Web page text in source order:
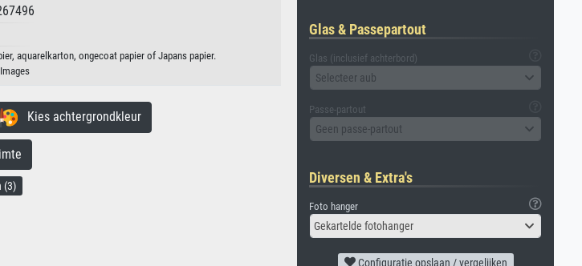
aquarelkarton, ongecoat papier of Japans papier.
Kies achtergrondkleur
(3)
Glas & Passepartout
Glas (inclusief achterbord)
Selecteer aub
Passe-partout
Geen passe-partout
Diversen & Extra's
Foto hanger
Gekartelde fotohanger
Configuratie opslaan / vergelijken